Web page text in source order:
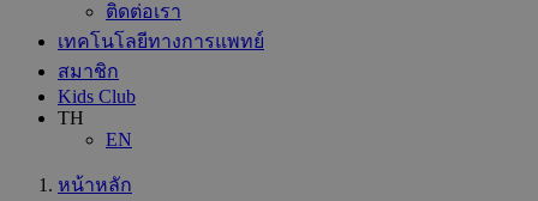
ติดต่อเรา
เทคโนโลยีทางการแพทย์
สมาชิก
Kids Club
TH
EN
หน้าหลัก